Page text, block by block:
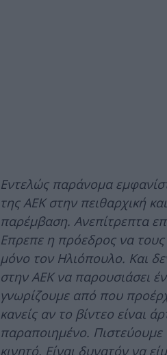
Εντελώς παράνομα
της ΑΕΚ στην πειθαρχική
παρέμβαση. Ανεπίτρεπτα
Επρεπε η πρόεδρος να
μόνο τον Ηλιόπουλο. Και
στην ΑΕΚ να παρουσιάσει
γνωρίζουμε από που
κανείς αν το βίντεο είναι
παραποιημένο. Πιστεύουμε
κινητό. Είναι δυνατόν να